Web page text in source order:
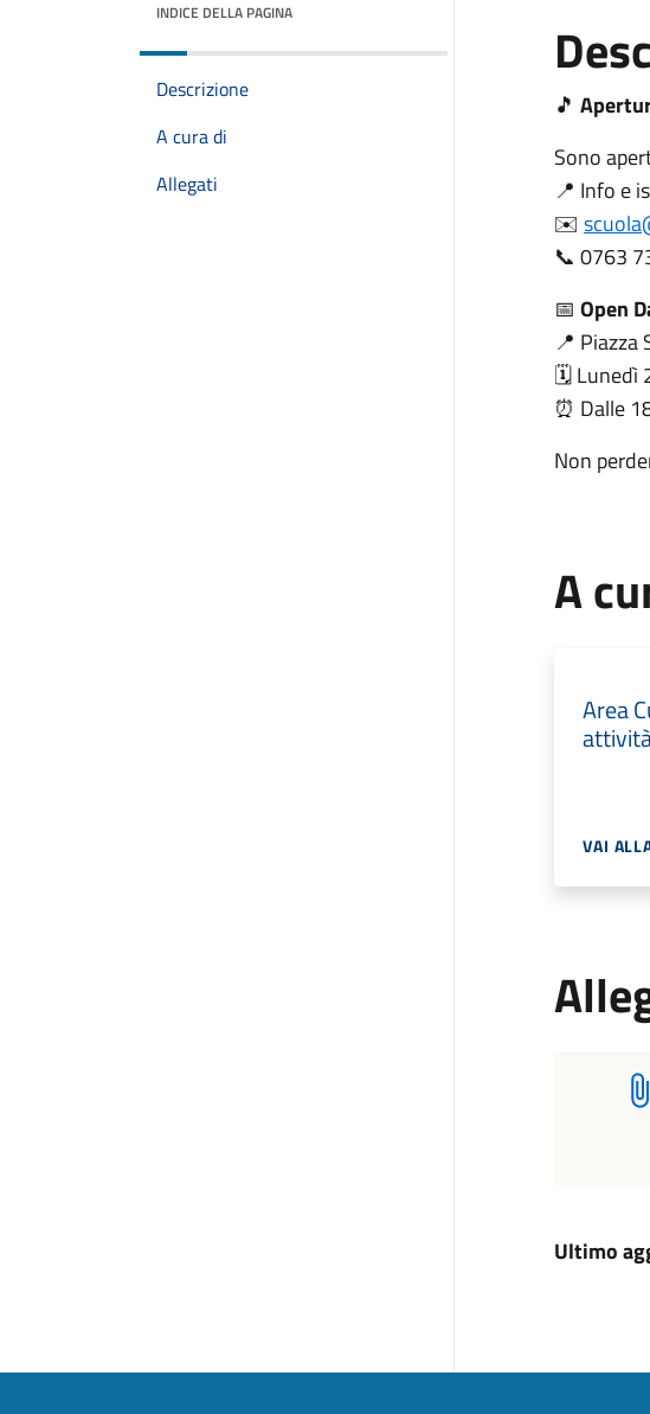
INDICE DELLA PAGINA
Descrizione
A cura di
Allegati
🎵
Sono
📍 Info e
✉️
📞 0763
📅 Open
📍 Piazza
🗓 Lunedì
⏰ Dalle
Non
A
Area
VAI
Ultimo